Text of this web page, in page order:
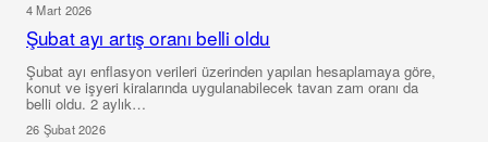
4 Mart 2026
Şubat ayı artış oranı belli oldu
Şubat ayı enflasyon verileri üzerinden yapılan hesaplamaya göre,
konut ve işyeri kiralarında uygulanabilecek tavan zam oranı da
belli oldu. 2 aylık…
26 Şubat 2026